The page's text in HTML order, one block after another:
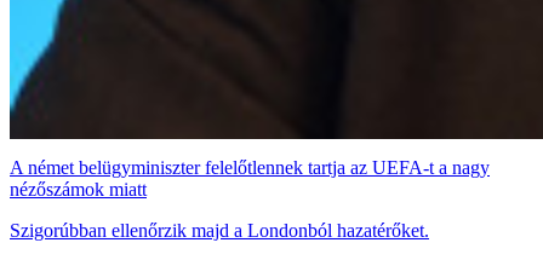
A német belügyminiszter felelőtlennek tartja az UEFA-t a nagy
nézőszámok miatt
Szigorúbban ellenőrzik majd a Londonból hazatérőket.